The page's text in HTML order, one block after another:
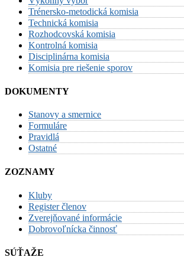
Trénersko-metodická komisia
Technická komisia
Rozhodcovská komisia
Kontrolná komisia
Disciplinárna komisia
Komisia pre riešenie sporov
DOKUMENTY
Stanovy a smernice
Formuláre
Pravidlá
Ostatné
ZOZNAMY
Kluby
Register členov
Zverejňované informácie
Dobrovoľnícka činnosť
SÚŤAŽE